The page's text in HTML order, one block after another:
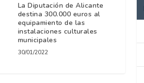
La Diputación de Alicante
destina 300.000 euros al
equipamiento de las
instalaciones culturales
municipales
30/01/2022